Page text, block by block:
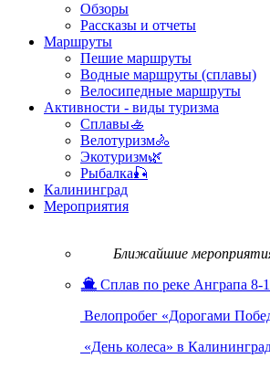
Обзоры
Рассказы и отчеты
Маршруты
Пешие маршруты
Водные маршруты (сплавы)
Велосипедные маршруты
Активности - виды туризма
Сплавы🚣
Велотуризм🚴
Экотуризм🌿
Рыбалка🎣
Калининград
Мероприятия
Ближайшие
Сплав по реке Анграпа 8-
Велопробег «Дорогами
«День колеса» в